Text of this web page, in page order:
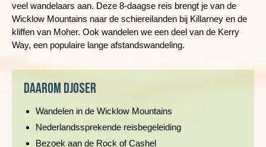
veel wandelaars aan. Deze 8-daagse reis brengt je van de
Wicklow Mountains naar de schiereilanden bij Killarney en de
kliffen van Moher. Ook wandelen we een deel van de Kerry
Way, een populaire lange afstandswandeling.
Daarom Djoser
Wandelen in de Wicklow Mountains
Nederlandssprekende reisbegeleiding
Bezoek aan de Rock of Cashel